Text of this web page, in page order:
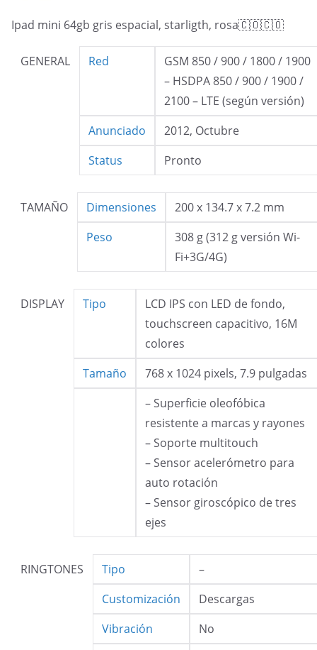
Ipad mini 64gb gris espacial, starligth, rosa🇨🇴🇨🇴
GENERAL Red
GSM 850 / 900 / 1800 / 1900
– HSDPA 850 / 900 / 1900 /
2100 – LTE (según versión)
Anunciado
2012, Octubre
Status
Pronto
TAMAÑO Dimensiones
200 x 134.7 x 7.2 mm
Peso
308 g (312 g versión Wi-
Fi+3G/4G)
DISPLAY Tipo
LCD IPS con LED de fondo,
touchscreen capacitivo, 16M
colores
Tamaño
768 x 1024 pixels, 7.9 pulgadas
– Superficie oleofóbica
resistente a marcas y rayones
– Soporte multitouch
– Sensor acelerómetro para
auto rotación
– Sensor giroscópico de tres
ejes
RINGTONES Tipo
–
Customización
Descargas
Vibración
No